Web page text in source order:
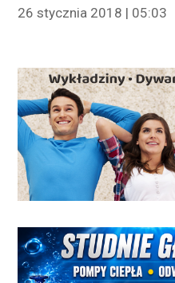
26 stycznia 2018 | 05:03